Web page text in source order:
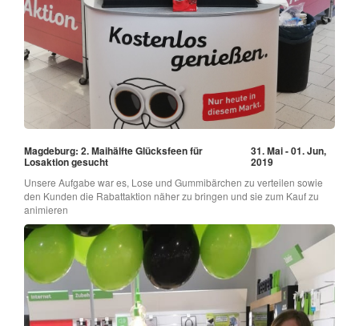
Magdeburg: 2. Maihälfte Glücksfeen für
Losaktion gesucht
31. Mai - 01. Jun,
2019
Unsere Aufgabe war es, Lose und Gummibärchen zu verteilen sowie
den Kunden die Rabattaktion näher zu bringen und sie zum Kauf zu
animieren